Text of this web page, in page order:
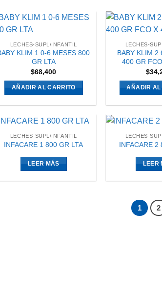
LECHES-SUPL/INFANTIL
KLIM 1 0-6 MESES 800
GR LTA
$68,400
AÑADIR AL CARRITO
LECHES-
BABY KLIM 2
400 GR
$
AÑADIR AL
LECHES-SUPL/INFANTIL
INFACARE 1 800 GR LTA
LEER MÁS
LECHES-
INFACARE 2
LEER
1 2